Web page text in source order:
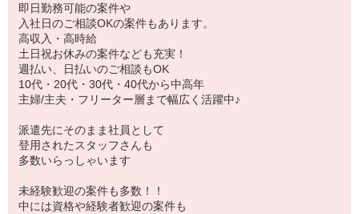
即日勤務可能の案件や
入社日のご相談OKの案件もあります。
高収入・高時給
土日祝お休みの案件なども充実！
週払い、日払いのご相談もOK
10代・20代・30代・40代から中高年
主婦/主夫・フリーター層まで幅広く活躍中♪
派遣先にそのまま社員として
登用されたスタッフさんも
多数いらっしゃいます
未経験歓迎の案件も多数！！
中には資格や経験者歓迎の案件も